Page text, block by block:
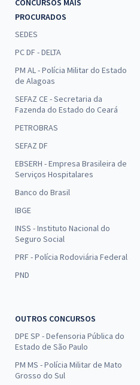
PROCURADOS
SEDES
PC DF - DELTA
PM AL - Polícia Militar do Estado
de Alagoas
SEFAZ CE - Secretaria da
Fazenda do Estado do Ceará
PETROBRAS
SEFAZ DF
EBSERH - Empresa Brasileira de
Serviços Hospitalares
Banco do Brasil
IBGE
INSS - Instituto Nacional do
Seguro Social
PRF - Polícia Rodoviária Federal
PND
OUTROS CONCURSOS
DPE SP - Defensoria Pública do
Estado de São Paulo
PM MS - Polícia Militar de Mato
Grosso do Sul